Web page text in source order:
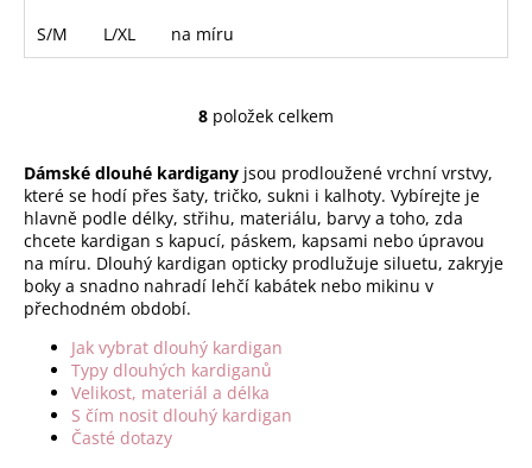
S/M L/XL na míru
O
l
á
d
a
c
p
r
v
k
8 položek celkem
Dámské dlouhé kardigany jsou prodloužené vrchní vrstvy,
které se hodí přes šaty, tričko, sukni i kalhoty. Vybírejte je
hlavně podle délky, střihu, materiálu, barvy a toho, zda
chcete kardigan s kapucí, páskem, kapsami nebo úpravou
na míru. Dlouhý kardigan opticky prodlužuje siluetu, zakryje
boky a snadno nahradí lehčí kabátek nebo mikinu v
přechodném období.
Jak vybrat dlouhý kardigan
Typy dlouhých kardiganů
Velikost, materiál a délka
S čím nosit dlouhý kardigan
Časté dotazy